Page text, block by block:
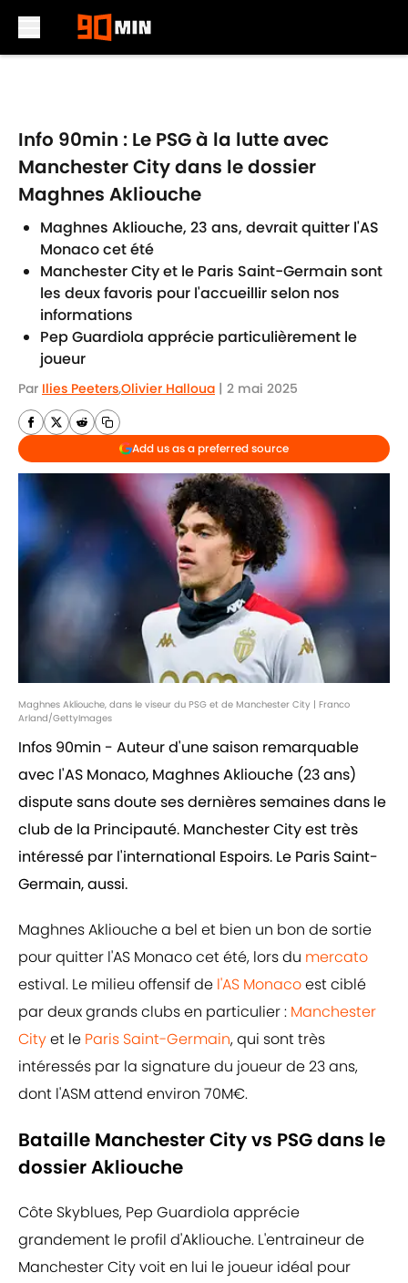
Info 90min : Le PSG à la lutte avec
Manchester City dans le dossier
Maghnes Akliouche
Maghnes Akliouche, 23 ans, devrait quitter l'AS
Monaco cet été
Manchester City et le Paris Saint-Germain sont
les deux favoris pour l'accueillir selon nos
informations
Pep Guardiola apprécie particulièrement le
joueur
Par Ilies Peeters,Olivier Halloua | 2 mai 2025
Add us as a preferred source
Maghnes Akliouche, dans le viseur du PSG et de Manchester City | Franco
Arland/GettyImages
Infos 90min - Auteur d'une saison remarquable
avec l'AS Monaco, Maghnes Akliouche (23 ans)
dispute sans doute ses dernières semaines dans le
club de la Principauté. Manchester City est très
intéressé par l'international Espoirs. Le Paris Saint-
Germain, aussi.
Maghnes Akliouche a bel et bien un bon de sortie
pour quitter l'AS Monaco cet été, lors du mercato
estival. Le milieu offensif de l'AS Monacoest ciblé
par deux grands clubs en particulier : Manchester
Cityet le Paris Saint-Germain, qui sont très
intéressés par la signature du joueur de 23 ans,
dont l'ASM attend environ 70M€.
Bataille Manchester City vs PSG dans le
dossier Akliouche
Côte Skyblues, Pep Guardiola apprécie
grandement le profil d'Akliouche. L'entraineur de
Manchester City voit en lui le joueur idéal pour